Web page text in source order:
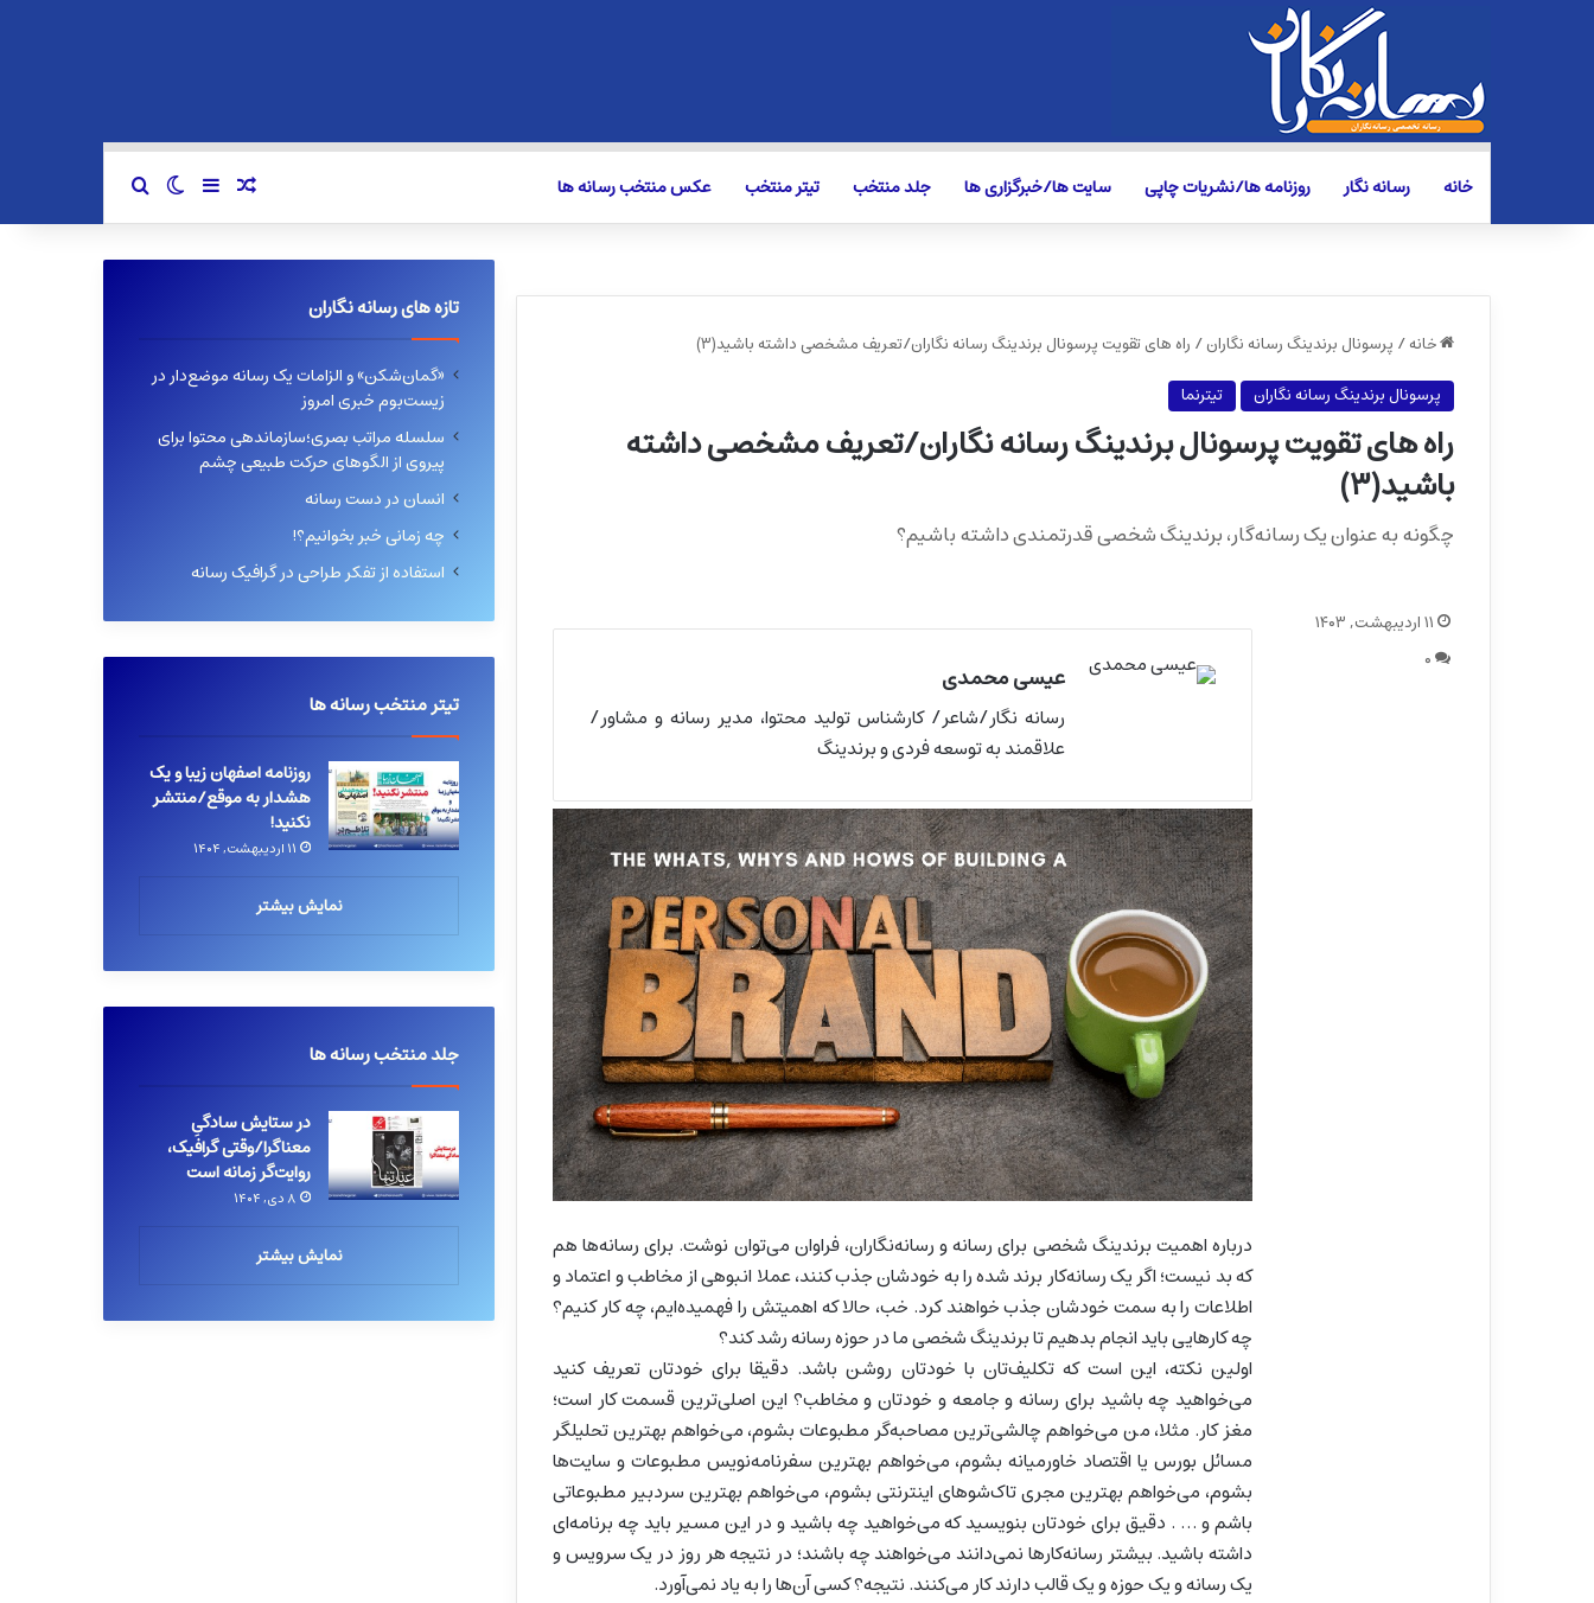
خانه رسانه نگار روزنامه ها/نشریات چاپی سایت ها/خبرگزاری ها جلد منتخب تیتر منتخب عکس منتخب رسانه ها نوشته تصادفی
سایدبارتغییر پوسته
خانه/ پرسونال برندینگ رسانه نگاران/ راه های تقویت پرسونال برندینگ رسانه نگاران/تعریف مشخصی داشته باشید(۳)
پرسونال برندینگ رسانه نگاران
تیترنما
راه های تقویت پرسونال برندینگ رسانه نگاران/تعریف مشخصی داشته
باشید(۳)
چگونه به عنوان یک رسانه‌گار، برندینگ شخصی قدرتمندی داشته باشیم؟
عیسی محمدی
رسانه نگار/شاعر/ کارشناس تولید محتوا، مدیر رسانه و مشاور/
علاقمند به توسعه فردی و برندینگ
درباره اهمیت برندینگ شخصی برای رسانه و رسانه‌نگاران، فراوان می‌توان نوشت. برای رسانه‌ها هم
که بد نیست؛ اگر یک رسانه‌کار برند شده را به خودشان جذب کنند، عملا انبوهی از مخاطب و اعتماد و
اطلاعات را به سمت خودشان جذب خواهند کرد. خب، حالا که اهمیتش را فهمیده‌ایم، چه کار کنیم؟
چه کارهایی باید انجام بدهیم تا برندینگ شخصی ما در حوزه رسانه رشد کند؟
اولین نکته، این است که تکلیف‌تان با خودتان روشن باشد. دقیقا برای خودتان تعریف کنید
می‌خواهید چه باشید برای رسانه و جامعه و خودتان و مخاطب؟ این اصلی‌ترین قسمت کار است؛
مغز کار. مثلا، من می‌خواهم چالشی‌ترین مصاحبه‌گر مطبوعات بشوم، می‌خواهم بهترین تحلیلگر
مسائل بورس یا اقتصاد خاورمیانه بشوم، می‌خواهم بهترین سفرنامه‌نویس مطبوعات و سایت‌ها
بشوم، می‌خواهم بهترین مجری تاک‌شوهای اینترنتی بشوم، می‌خواهم بهترین سردبیر مطبوعاتی
باشم و … . دقیق برای خودتان بنویسید که می‌خواهید چه باشید و در این مسیر باید چه برنامه‌ای
داشته باشید. بیشتر رسانه‌کارها نمی‌دانند می‌خواهند چه باشند؛ در نتیجه هر روز در یک سرویس و
یک رسانه و یک حوزه و یک قالب دارند کار می‌کنند. نتیجه؟ کسی آن‌ها را به یاد نمی‌آورد.
۱۱ اردیبهشت, ۱۴۰۳
۰
تازه های رسانه نگاران
«گمان‌شکن» و الزامات یک رسانه موضع‌دار در
زیست‌بوم خبری امروز
سلسله مراتب بصری؛سازماندهی محتوا برای
پیروی از الگوهای حرکت طبیعی چشم
انسان در دست رسانه
چه زمانی خبر بخوانیم؟!
استفاده از تفکر طراحی در گرافیک رسانه
تیتر منتخب رسانه ها
روزنامه اصفهان زیبا و یک
هشدار به موقع/منتشر
نکنید!
۱۱ اردیبهشت, ۱۴۰۴
نمایش بیشتر
جلد منتخب رسانه ها
در ستایش سادگیِ
معناگرا/وقتی گرافیک،
روایت‌گر زمانه است
۸ دی, ۱۴۰۴
نمایش بیشتر